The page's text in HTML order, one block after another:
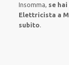
Insomma, se
Elettricista a
subito.